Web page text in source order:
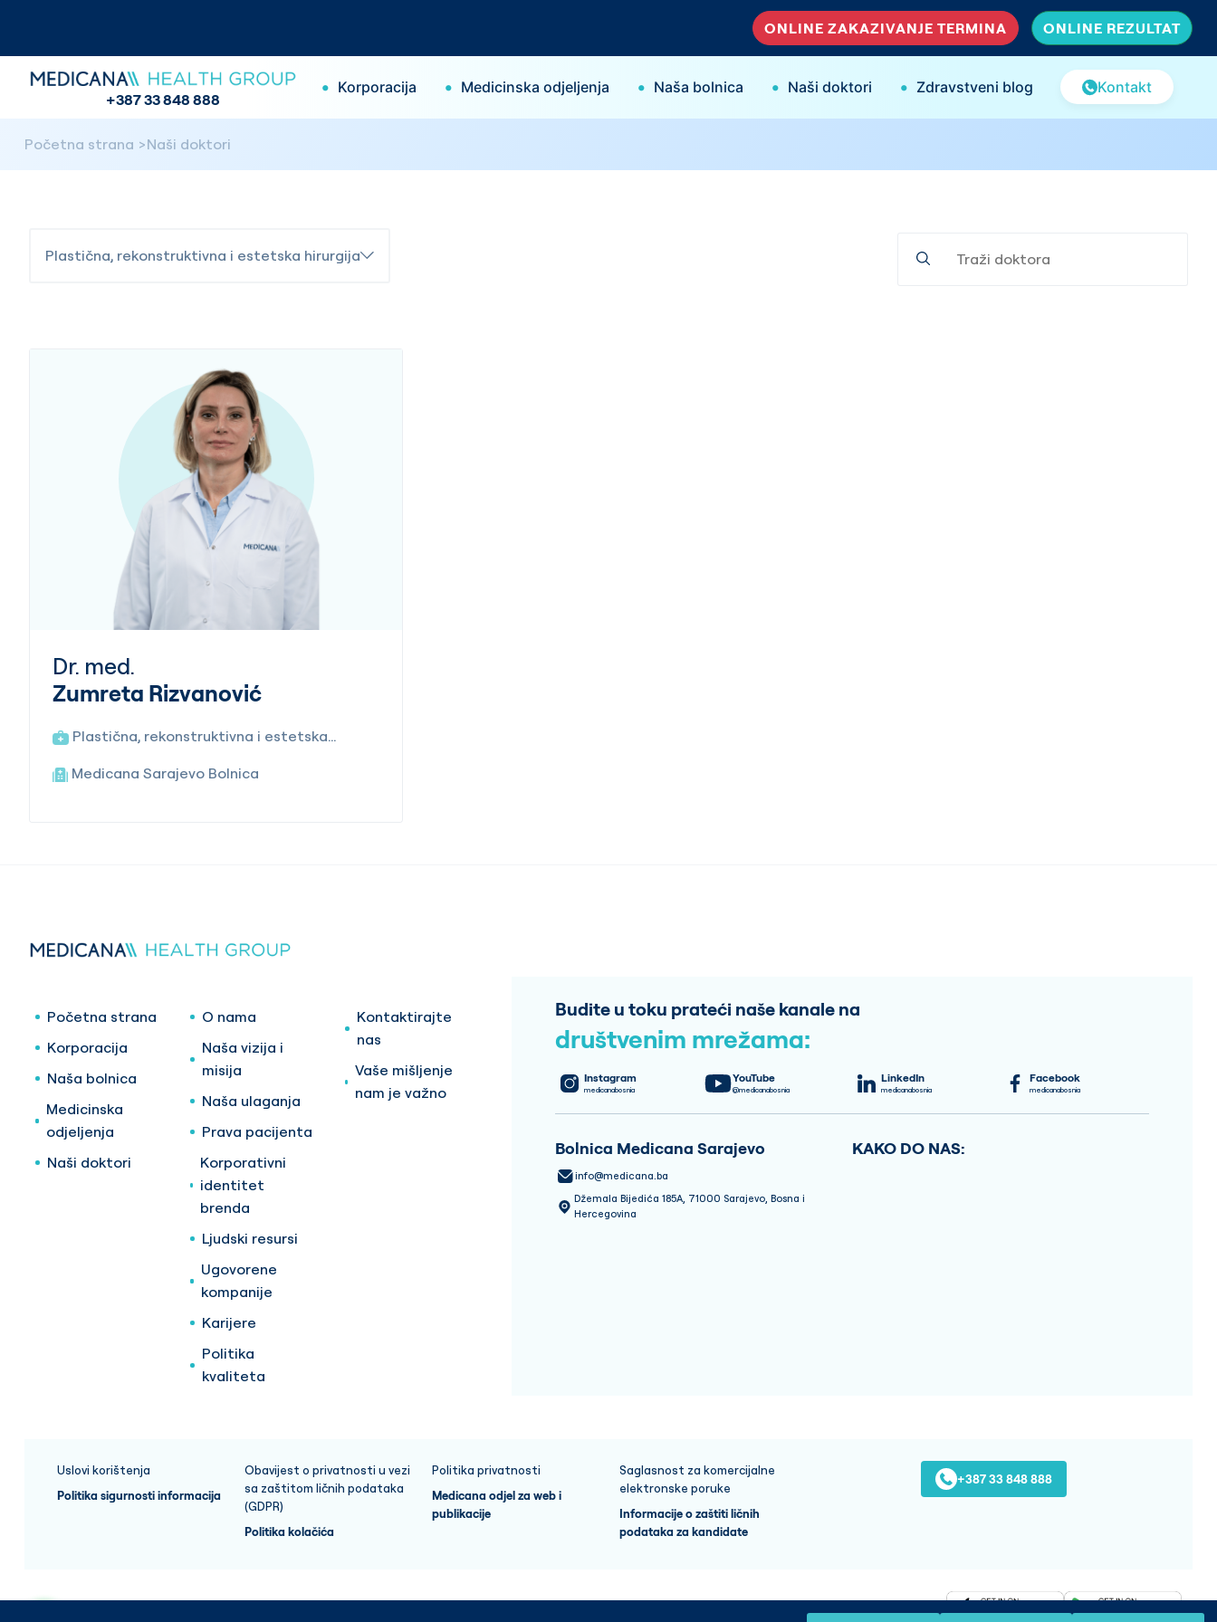
ONLINE ZAKAZIVANJE TERMINA ONLINE REZULTAT
+387 33 848 888
• Korporacija • Medicinska odjeljenja • Naša bolnica • Naši doktori • Zdravstveni blog Kontakt
Početna strana Naši doktori
Plastična, rekonstruktivna i estetska hirurgija
Dr. med.
Zumreta Rizvanović
Plastična, rekonstruktivna i estetska
Medicana Sarajevo Bolnica
Početna strana
Korporacija
Naša bolnica
Medicinska
odjeljenja
Naši doktori
O nama
Naša vizija i
misija
Naša ulaganja
Prava pacijenta
Korporativni
identitet
brenda
Ljudski resursi
Ugovorene
kompanije
Karijere
Politika
kvaliteta
Kontaktirajte
nas
Vaše mišljenje
nam je važno
Budite u toku prateći naše kanale na
društvenim mrežama:
Instagram
medicanabosnia
YouTube
@medicanabosnia
LinkedIn
medicanabosnia
Facebook
medicanabosnia
Bolnica Medicana Sarajevo
info@medicana.ba
Džemala Bijedića 185A, 71000 Sarajevo, Bosna i
Hercegovina
KAKO DO NAS:
Uslovi korištenja
Politika sigurnosti informacija
Obavijest o privatnosti u vezi
sa zaštitom ličnih podataka
(GDPR)
Politika kolačića
Politika privatnosti
Medicana odjel za web i
publikacije
Saglasnost za komercijalne
elektronske poruke
Informacije o zaštiti ličnih
podataka za kandidate
+387 33 848 888